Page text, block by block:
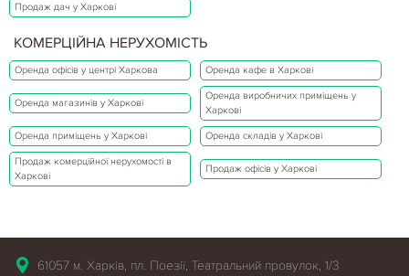
Продаж дач у Харкові
КОМЕРЦІЙНА НЕРУХОМІСТЬ
Оренда офісів у центрі Харкова Оренда кафе в Харкові
Оренда магазинів у Харкові
Оренда виробничих приміщень у
Харкові
Оренда приміщень у Харкові Оренда складів у Харкові
Продаж комерційної нерухомості в
Харкові
Продаж офісів у Харкові
61057 м. Харків, пл. Поезії, Театральний провулок, 1/3